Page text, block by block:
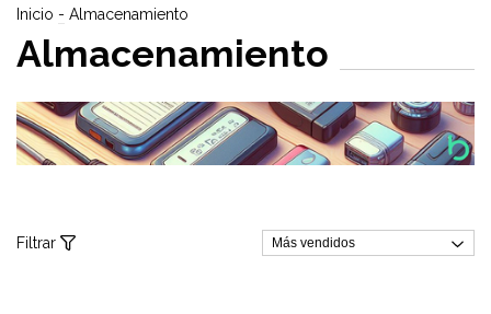
Inicio - Almacenamiento
Almacenamiento
Filtrar